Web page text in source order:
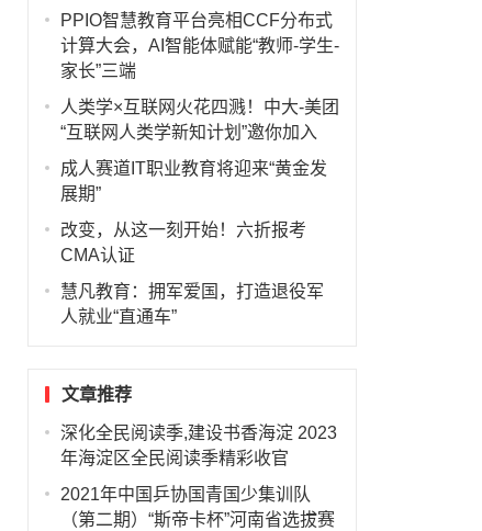
PPIO智慧教育平台亮相CCF分布式
计算大会，AI智能体赋能“教师-学生-
家长”三端
人类学×互联网火花四溅！中大-美团
“互联网人类学新知计划”邀你加入
成人赛道IT职业教育将迎来“黄金发
展期”
改变，从这一刻开始！六折报考
CMA认证
慧凡教育：拥军爱国，打造退役军
人就业“直通车”
文章推荐
深化全民阅读季,建设书香海淀 2023
年海淀区全民阅读季精彩收官
2021年中国乒协国青国少集训队
（第二期）“斯帝卡杯”河南省选拔赛